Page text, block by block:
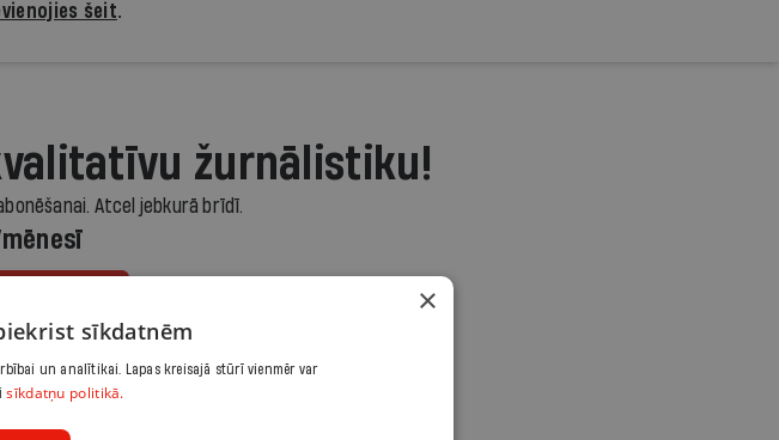
šeit.
žurnālistiku!
Atcel jebkurā brīdī.
meklē šeit
×
sīkdatnēm
un analītikai. Lapas kreisajā stūrī vienmēr var
sīkdatņu politikā.